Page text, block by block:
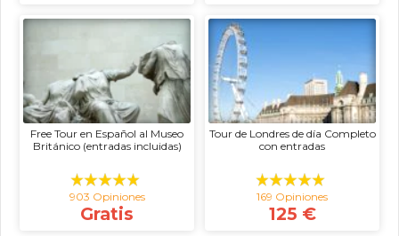
Free Tour en Español al Museo
Británico (entradas incluidas)
903 Opiniones
Gratis
Tour de Londres de día Completo
con entradas
169 Opiniones
125 €